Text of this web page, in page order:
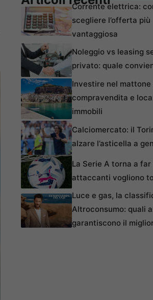
Corrente elettrica:
scegliere l’offerta più
vantaggiosa
Noleggio vs leasing
privato: quale
Investire nel mattone
compravendita e
immobili
Calciomercato: il
alzare l’asticella a
La Serie A torna a far
attaccanti vogliono
Luce e gas, la
Altroconsumo: quali
garantiscono il